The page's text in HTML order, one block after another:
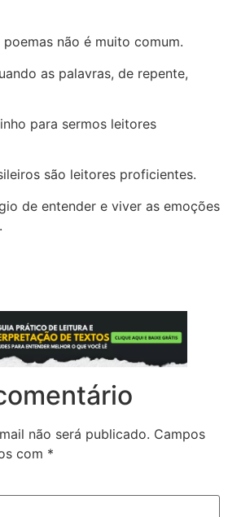
não é muito comum.
as palavras, de repente,
para sermos leitores
são leitores proficientes.
de entender e viver as emoções
não será publicado. Campos
com *